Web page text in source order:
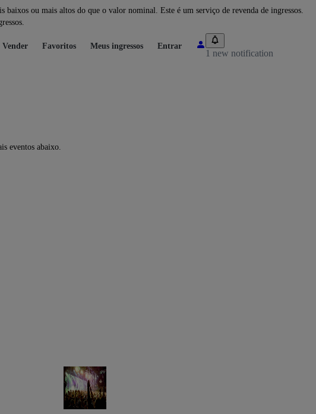
baixos ou mais altos do que o valor nominal. Este é um serviço de revenda de ingressos.
Vender Favoritos Meus ingressos Entrar
1 new notification
eventos abaixo.